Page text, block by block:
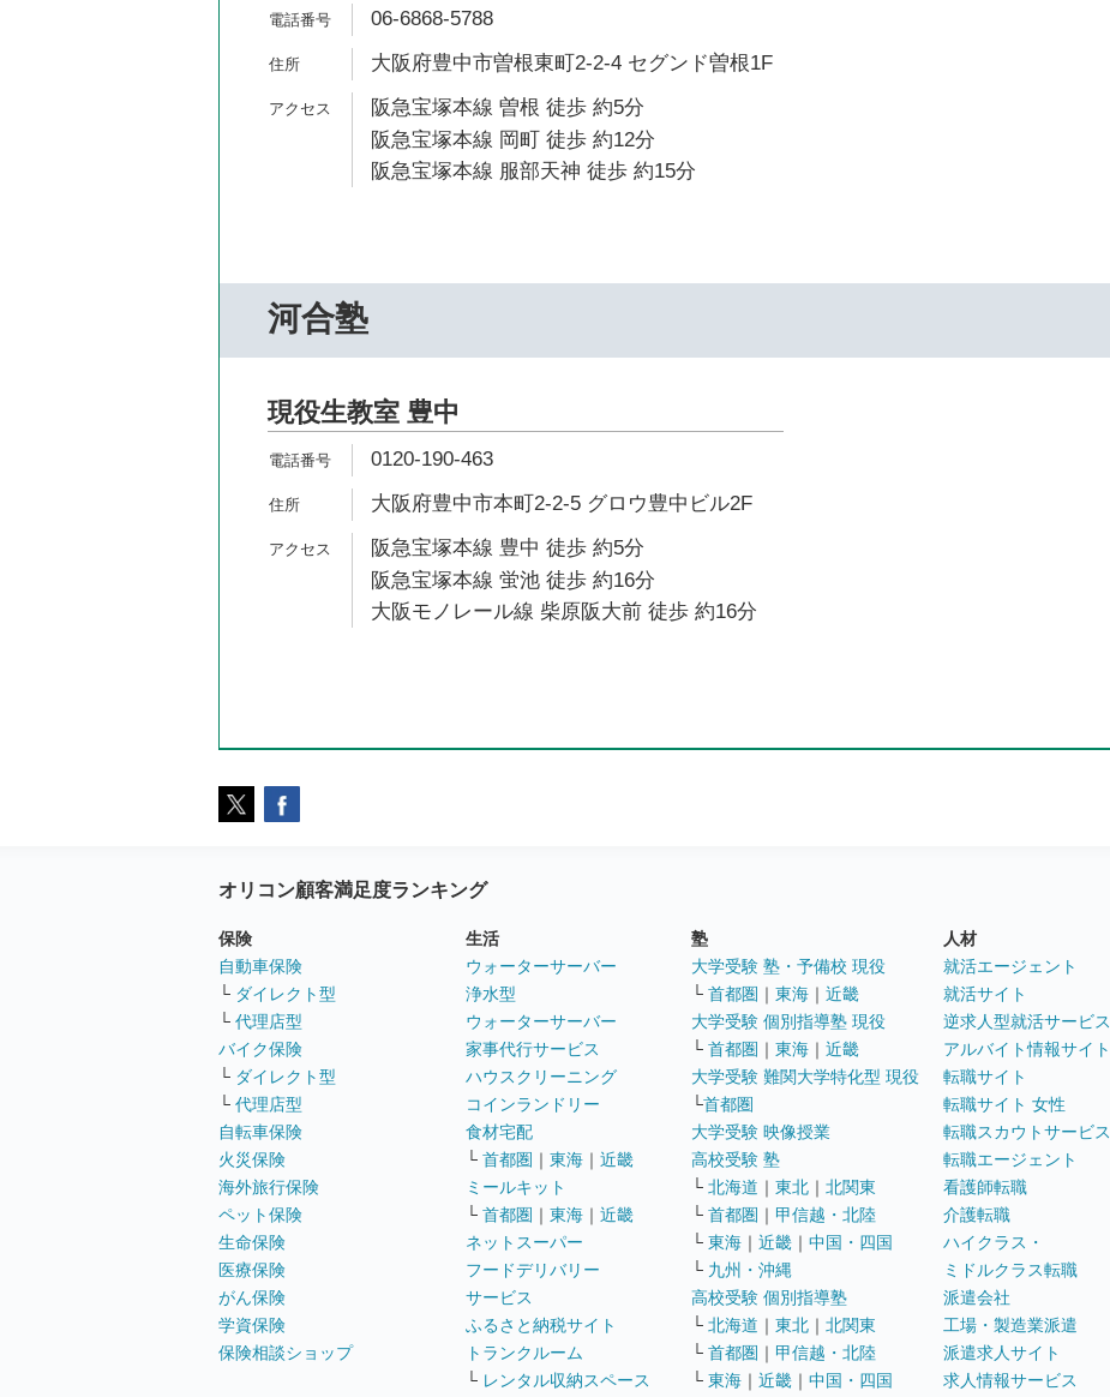
06-6868-5788
大阪府豊中市曽根東町2-2-4 セグンド曽根1F
阪急宝塚本線 曽根 徒歩 約5分
阪急宝塚本線 岡町 徒歩 約12分
阪急宝塚本線 服部天神 徒歩 約15分
河合塾
現役生教室 豊中
0120-190-463
大阪府豊中市本町2-2-5 グロウ豊中ビル2F
阪急宝塚本線 豊中 徒歩 約5分
阪急宝塚本線 蛍池 徒歩 約16分
大阪モノレール線 柴原阪大前 徒歩 約16分
オリコン顧客満足度ランキング
保険
自動車保険
└ ダイレクト型
└ 代理店型
バイク保険
└ ダイレクト型
└ 代理店型
自転車保険
火災保険
海外旅行保険
ペット保険
生命保険
医療保険
がん保険
学資保険
保険相談ショップ
生活
ウォーターサーバー
浄水型
ウォーターサーバー
家事代行サービス
ハウスクリーニング
コインランドリー
食材宅配
└ 首都圏 ｜ 東海 ｜ 近畿
ミールキット
└ 首都圏 ｜ 東海 ｜ 近畿
ネットスーパー
フードデリバリー
サービス
ふるさと納税サイト
トランクルーム
└ レンタル収納スペース
塾
大学受験 塾・予備校 現役
└ 首都圏 ｜ 東海 ｜ 近畿
大学受験 個別指導塾 現役
└ 首都圏 ｜ 東海 ｜ 近畿
大学受験 難関大学特化型 現役
└首都圏
大学受験 映像授業
高校受験 塾
└ 北海道 ｜ 東北 ｜ 北関東
└ 首都圏 ｜ 甲信越・北陸
└ 東海 ｜ 近畿 ｜ 中国・四国
└ 九州・沖縄
高校受験 個別指導塾
└ 北海道 ｜ 東北 ｜ 北関東
└ 首都圏 ｜ 甲信越・北陸
└ 東海 ｜ 近畿 ｜ 中国・四国
人材
就活エージェント
就活サイト
逆求人型就活サービス
アルバイト情報サイト
転職サイト
転職サイト 女性
転職スカウトサービス
転職エージェント
看護師転職
介護転職
ハイクラス・
ミドルクラス転職
派遣会社
工場・製造業派遣
派遣求人サイト
求人情報サービス